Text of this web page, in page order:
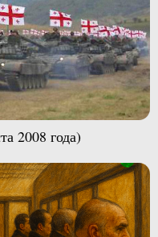
2008 года)